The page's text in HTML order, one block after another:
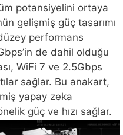
potansiyelini ortaya
gelişmiş güç tasarımı
performans
de dahil olduğu
WiFi 7 ve 2.5Gbps
sağlar. Bu anakart,
yapay zeka
güç ve hızı sağlar.